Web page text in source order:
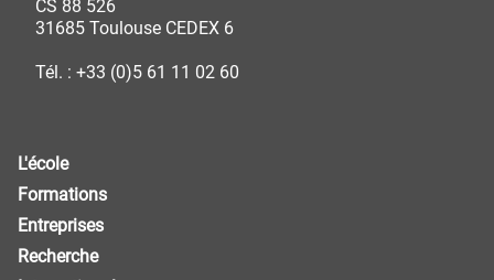
CS 88 526
31685 Toulouse CEDEX 6
Tél. : +33 (0)5 61 11 02 60
L'école
Formations
Entreprises
Recherche